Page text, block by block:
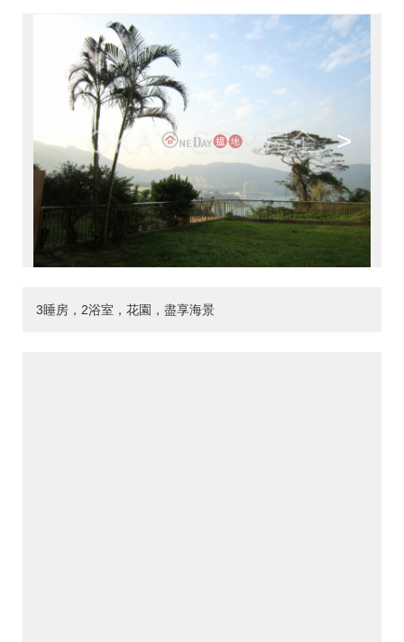
< >
3睡房，2浴室，花園，盡享海景